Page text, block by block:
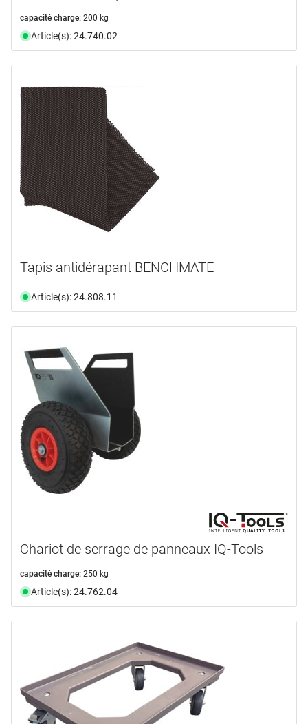
capacité charge: 200 kg
Article(s): 24.740.02
Tapis antidérapant BENCHMATE
Article(s): 24.808.11
Chariot de serrage de panneaux IQ-Tools
capacité charge: 250 kg
Article(s): 24.762.04